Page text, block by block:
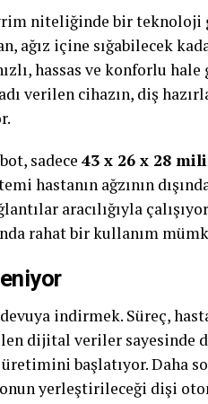
niteliğinde bir teknoloji
ağız içine sığabilecek
hassas ve konforlu
verilen cihazın, diş
sadece 43 x 26 x 28
hastanın ağzının
aracılığıyla
rahat bir kullanım
indirmek. Süreç,
dijital veriler sayesinde
başlatıyor. Daha
yerleştirileceği dişi